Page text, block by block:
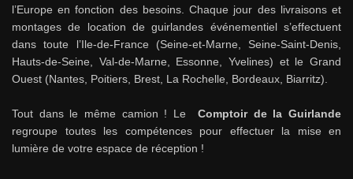
l’Europe en fonction des besoins. Chaque jour des livraisons et
montages de location de guirlandes événementiel s’effectuent
dans toute l’Ile-de-France (Seine-et-Marne, Seine-Saint-Denis,
Hauts-de-Seine, Val-de-Marne, Essonne, Yvelines) et le Grand
Ouest (Nantes, Poitiers, Brest, La Rochelle, Bordeaux, Biarritz).
Tout dans le même camion ! Le
Comptoir de la Guirlande
regroupe toutes les compétences pour effectuer la mise en
lumière de votre espace de réception !